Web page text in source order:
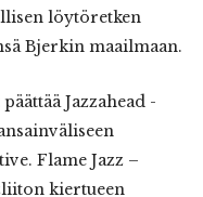
löytöretken
Bjerkin maailmaan.
Jazzahead -
Flame Jazz –
kiertueen